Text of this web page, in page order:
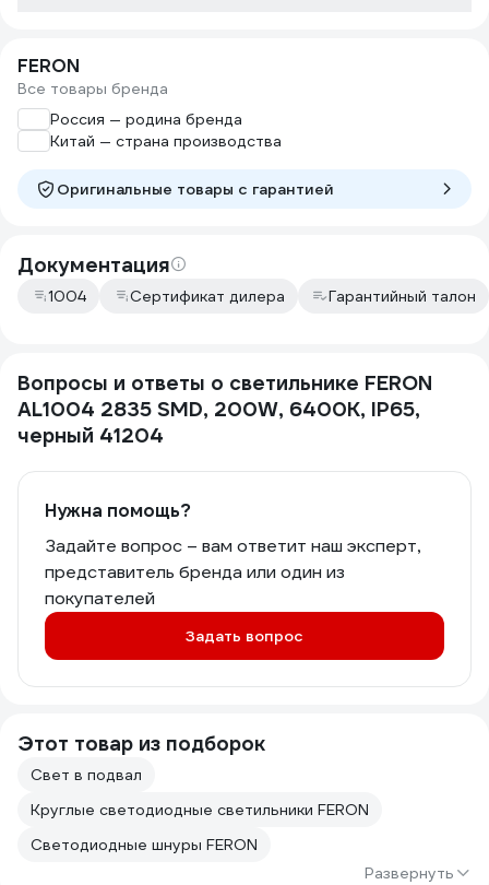
FERON
Все товары бренда
Россия — родина бренда
Китай — страна производства
Оригинальные товары c гарантией
Документация
1004 Сертификат дилера Гарантийный талон
Вопросы и ответы о светильнике FERON
AL1004 2835 SMD, 200W, 6400K, IP65,
черный 41204
Нужна помощь?
Задайте вопрос – вам ответит наш эксперт,
представитель бренда или один из
покупателей
Задать вопрос
Этот товар из подборок
Свет в подвал
Круглые светодиодные светильники FERON
Светодиодные шнуры FERON
Развернуть